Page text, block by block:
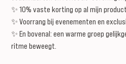
✨ 10% vaste korting op al mijn
✨ Voorrang bij evenementen en
✨ En bovenal: een warme groep
ritme beweegt.